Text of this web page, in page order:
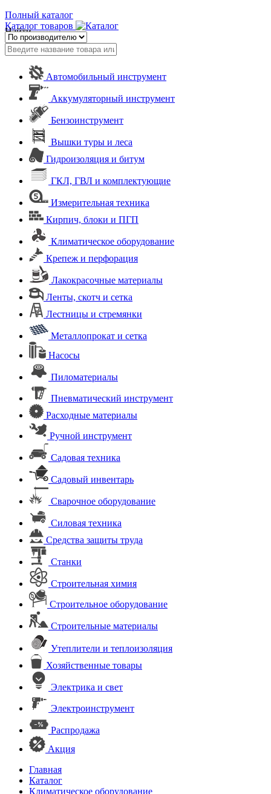
Полный каталог
Каталог товаров
Найти
Автомобильный инструмент
Аккумуляторный инструмент
Бензоинструмент
Вышки туры и леса
Гидроизоляция и битум
ГКЛ, ГВЛ и комплектующие
Измерительная техника
Кирпич, блоки и ПГП
Климатическое оборудование
Крепеж и перфорация
Лакокрасочные материалы
Ленты, скотч и сетка
Лестницы и стремянки
Металлопрокат и сетка
Насосы
Пиломатериалы
Пневматический инструмент
Расходные материалы
Ручной инструмент
Садовая техника
Садовый инвентарь
Сварочное оборудование
Силовая техника
Средства защиты труда
Станки
Строительная химия
Строительное оборудование
Строительные материалы
Утеплители и теплоизоляция
Хозяйственные товары
Электрика и свет
Электроинструмент
Распродажа
Акция
Главная
Каталог
Климатическое оборудование